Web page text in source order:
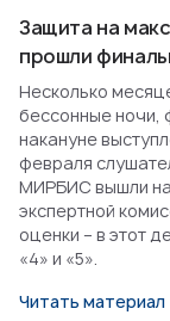
Защита на
прошли
Несколько
бессонные ночи,
накануне
февраля
МИРБИС вышли на
экспертной
оценки – в этот
«4» и «5».
Читать материал